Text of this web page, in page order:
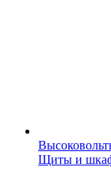
Щиты и